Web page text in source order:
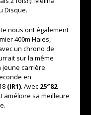
Disque.
nous ont également
400m Haies,
un chrono de
sur la même
jeune carrière
en
(IR1). Avec 25″82
améliore sa meilleure